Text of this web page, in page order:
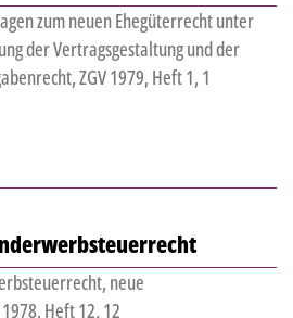
zum neuen Ehegüterrecht unter
der Vertragsgestaltung und der
ZGV 1979, Heft 1, 1
neue
Heft 12, 12